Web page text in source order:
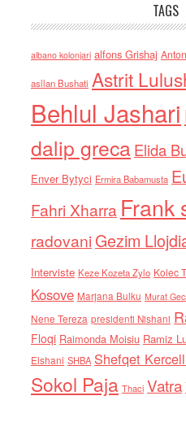
TAGS
albano kolonjari alfons Grishaj
asllan Bushati Astrit
Behlul Jashari
dalip grecaElida
Enver Bytyci Ermira Babamusta
Fahri Xharra Frank
radovaniGezim
Interviste Keze Kozeta Zylo Kolec
Kosove Marjana Bulku Murat
Nene Tereza presidenti Nishani
Floqi Raimonda Moisiu Ramiz
Elshani SHBA Shefqet
Sokol Paja Thaci Vatra